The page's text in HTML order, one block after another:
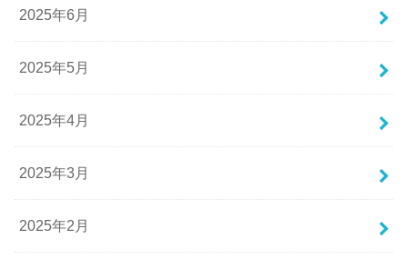
2025年6月
2025年5月
2025年4月
2025年3月
2025年2月